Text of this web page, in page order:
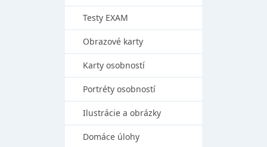
Testy EXAM
Obrazové karty
Karty osobností
Portréty osobností
Ilustrácie a obrázky
Domáce úlohy